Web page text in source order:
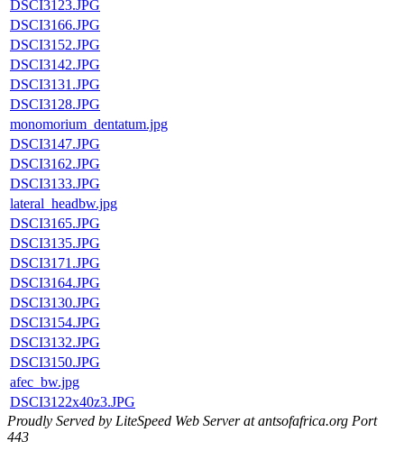
DSCI3123.JPG
DSCI3166.JPG
DSCI3152.JPG
DSCI3142.JPG
DSCI3131.JPG
DSCI3128.JPG
monomorium_dentatum.jpg
DSCI3147.JPG
DSCI3162.JPG
DSCI3133.JPG
lateral_headbw.jpg
DSCI3165.JPG
DSCI3135.JPG
DSCI3171.JPG
DSCI3164.JPG
DSCI3130.JPG
DSCI3154.JPG
DSCI3132.JPG
DSCI3150.JPG
afec_bw.jpg
DSCI3122x40z3.JPG
Proudly Served by LiteSpeed Web Server at antsofafrica.org Port
443